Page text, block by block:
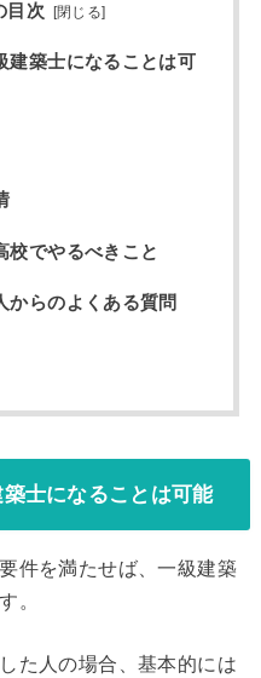
目次 [閉じる]
建築士になることは可
校でやるべきこと
からのよくある質問
士になることは可能
件を満たせば、一級建築
。
た人の場合、基本的には